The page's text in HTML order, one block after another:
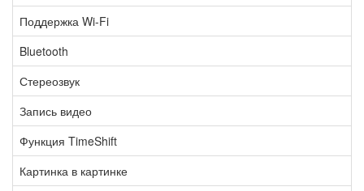
Поддержка Wi-Fi
Bluetooth
Стереозвук
Запись видео
Функция TimeShift
Картинка в картинке